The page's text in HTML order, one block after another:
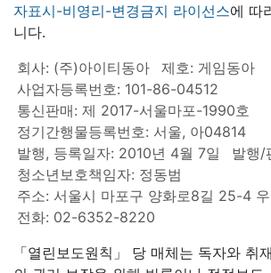
자표시-비영리-변경금지 라이선스에 따
니다.
회사: (주)아이티동아
제호: 게임동아
사업자등록번호: 101-86-04512
통신판매: 제 2017-서울마포-1990호
정기간행물등록번호: 서울, 아04814
발행, 등록일자: 2010년 4월 7일
발행/
청소년보호책임자: 정동범
주소: 서울시 마포구 양화로8길 25-4
전화: 02-6352-8220
「열린보도원칙」 당 매체는 독자와 취